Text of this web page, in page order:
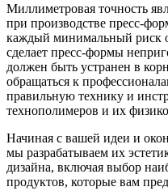
Миллиметровая точность
при производстве пресс-
каждый минимальный риск
сделает пресс-формы
должен быть устранен в
обращаться к
правильную технику и
технополимеров и их
Начиная с вашей идеи и
мы разрабатываем их
дизайна, включая выбор
продуктов, которые вам